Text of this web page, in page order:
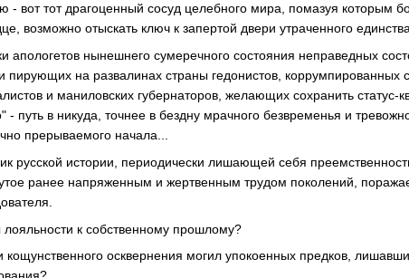
- вот тот драгоценный сосуд целебного мира, помазуя которым
возможно отыскать ключ к запертой двери утраченного
апологетов нынешнего сумеречного состояния неправедных
на развалинах страны гедонистов, коррумпированных
и маниловских губернаторов, желающих сохранить статус-
- путь в никуда, точнее в бездну мрачного безвременья и
прерываемого начала...
русской истории, периодически лишающей себя
ранее напряженным и жертвенным трудом поколений,
к собственному прошлому?
кощунственного осквернения могил упокоенных предков,